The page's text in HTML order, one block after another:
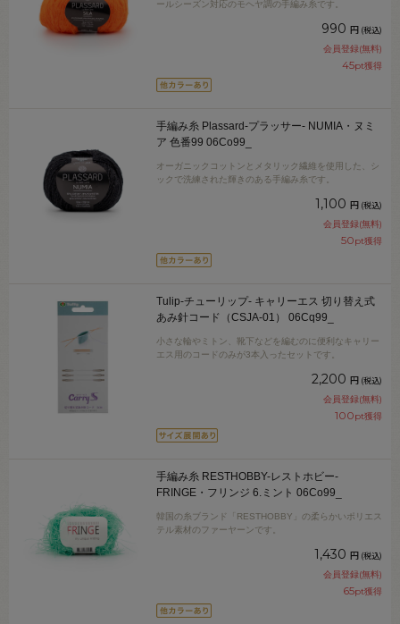
ールシーズン対応のモヘヤ調の手編み糸です。
990 円 (税込)
会員登録(無料)
45pt獲得
手編み糸 Plassard-プラッサー- NUMIA・ヌミ
ア 色番99 06Co99_
オーガニックコットンとメタリック繊維を使用した、シ
ックで洗練された輝きのある手編み糸です。
1,100 円 (税込)
会員登録(無料)
50pt獲得
Tulip-チューリップ- キャリーエス 切り替え式
あみ針コード（CSJA-01） 06Cq99_
小さな輪やミトン、靴下などを編むのに便利なキャリー
エス用のコードのみが3本入ったセットです。
2,200 円 (税込)
会員登録(無料)
100pt獲得
手編み糸 RESTHOBBY-レストホビー-
FRINGE・フリンジ 6.ミント 06Co99_
韓国の糸ブランド「RESTHOBBY」の柔らかいポリエス
テル素材のファーヤーンです。
1,430 円 (税込)
会員登録(無料)
65pt獲得